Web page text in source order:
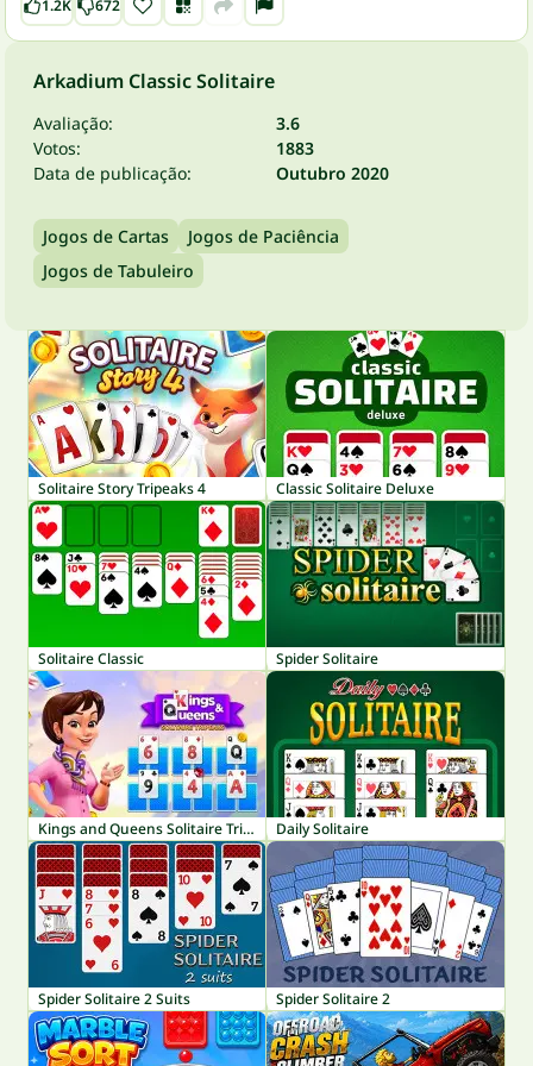
1.2K 672
Arkadium Classic Solitaire
Avaliação:
3.6
Votos:
1883
Data de publicação:
Outubro 2020
Jogos de Cartas
Jogos de Paciência
Jogos de Tabuleiro
Solitaire Story Tripeaks 4 Classic Solitaire Deluxe
Solitaire Classic Spider Solitaire
Kings and Queens Solitaire TriPeaks Daily Solitaire
Spider Solitaire 2 Suits Spider Solitaire 2